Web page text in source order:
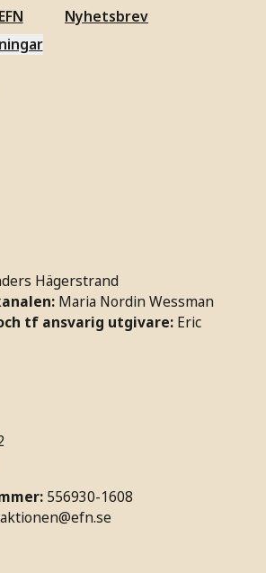
Nyhetsbrev
Hägerstrand
Maria Nordin Wessman
tf ansvarig utgivare: Eric
556930-1608